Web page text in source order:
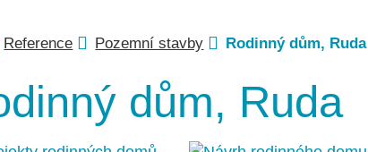
Reference Pozemní stavby Rodinný dům, Ruda
dům, Ruda